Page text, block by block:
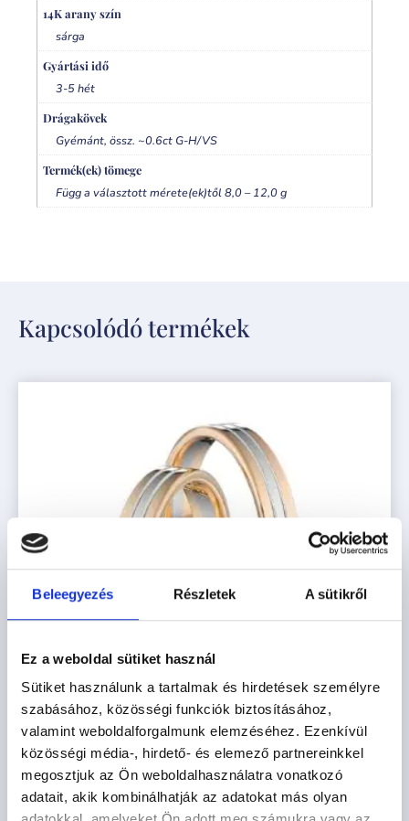
Beleegyezés Részletek A sütikről
Ez a weboldal sütiket használ
Sütiket használunk a tartalmak és hirdetések személyre
szabásához, közösségi funkciók biztosításához,
valamint weboldalforgalmunk elemzéséhez. Ezenkívül
közösségi média-, hirdető- és elemező partnereinkkel
megosztjuk az Ön weboldalhasználatra vonatkozó
adatait, akik kombinálhatják az adatokat más olyan
14K arany szín
sárga
Gyártási idő
3-5 hét
Drágakövek
Gyémánt, össz. ~0.6ct G-H/VS
Termék(ek) tömege
Függ a választott mérete(ek)től 8,0 – 12,0 g
Kapcsolódó termékek
MADRID
569.100 Ft-tól